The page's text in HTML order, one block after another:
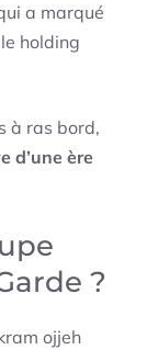
a marqué
holding
à ras bord,
d’une ère
?
ojjeh